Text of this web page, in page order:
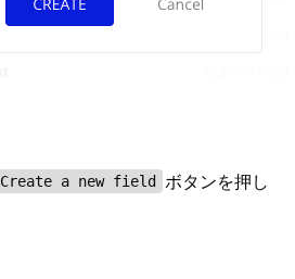
Create a new field
ボタンを押し